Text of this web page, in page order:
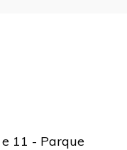
11 - Parque